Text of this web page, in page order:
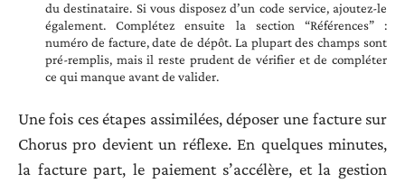
du destinataire. Si vous disposez d’un code service, ajoutez-le
également. Complétez ensuite la section “Références” :
numéro de facture, date de dépôt. La plupart des champs sont
pré-remplis, mais il reste prudent de vérifier et de compléter
ce qui manque avant de valider.
Une fois ces étapes assimilées, déposer une facture sur
Chorus pro devient un réflexe. En quelques minutes,
la facture part, le paiement s’accélère, et la gestion